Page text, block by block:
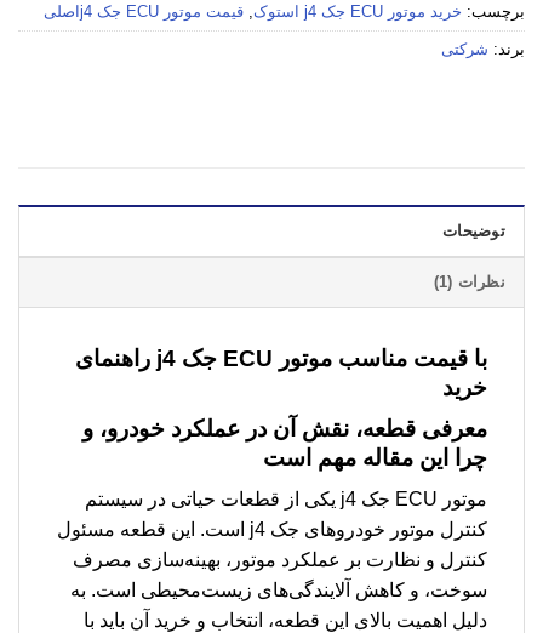
برچسب: خرید موتور ECU جک j4 استوک قیمت موتور ECU جک j4اصلی
برند: شرکتی
توضیحات
نظرات (1)
با قیمت مناسب موتور ECU جک j4
راهنمای
خرید
معرفی قطعه، نقش آن در عملکرد خودرو، و
چرا این مقاله مهم است
موتور ECU جک j4 یکی از قطعات حیاتی در سیستم
کنترل موتور خودروهای جک j4 است. این قطعه مسئول
کنترل و نظارت بر عملکرد موتور، بهینه‌سازی مصرف
سوخت، و کاهش آلایندگی‌های زیست‌محیطی است. به
دلیل اهمیت بالای این قطعه، انتخاب و خرید آن باید با